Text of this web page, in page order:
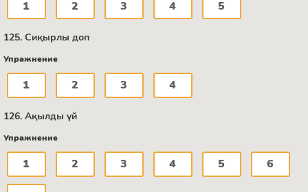
1 2 3 4 5
125. Сиқырлы доп
Упражнение
1 2 3 4
126. Ақылды үй
Упражнение
1 2 3 4 5 6